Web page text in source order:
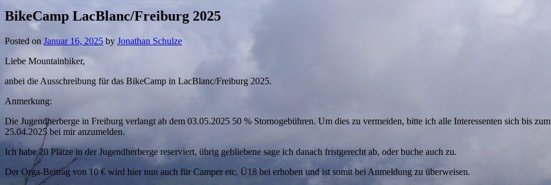
BikeCamp LacBlanc/Freiburg 2025
Posted on Januar 16, 2025 by Jonathan Schulze
Liebe Mountainbiker,
anbei die Ausschreibung für das BikeCamp in LacBlanc/Freiburg 2025.
Anmerkung:
Die Jugendherberge in Freiburg verlangt ab dem 03.05.2025 50 % Stornogebühren. Um dies zu vermeiden, bitte ich alle Interessenten sich bis zum
25.04.2025 bei mir anzumelden.
Ich habe 20 Plätze in der Jugendherberge reserviert, übrig gebliebene sage ich danach fristgerecht ab, oder buche auch zu.
Der Orga-Beitrag von 10 € wird hier nun auch für Camper etc. Ü18 bei erhoben und ist somit bei Anmeldung zu überweisen.